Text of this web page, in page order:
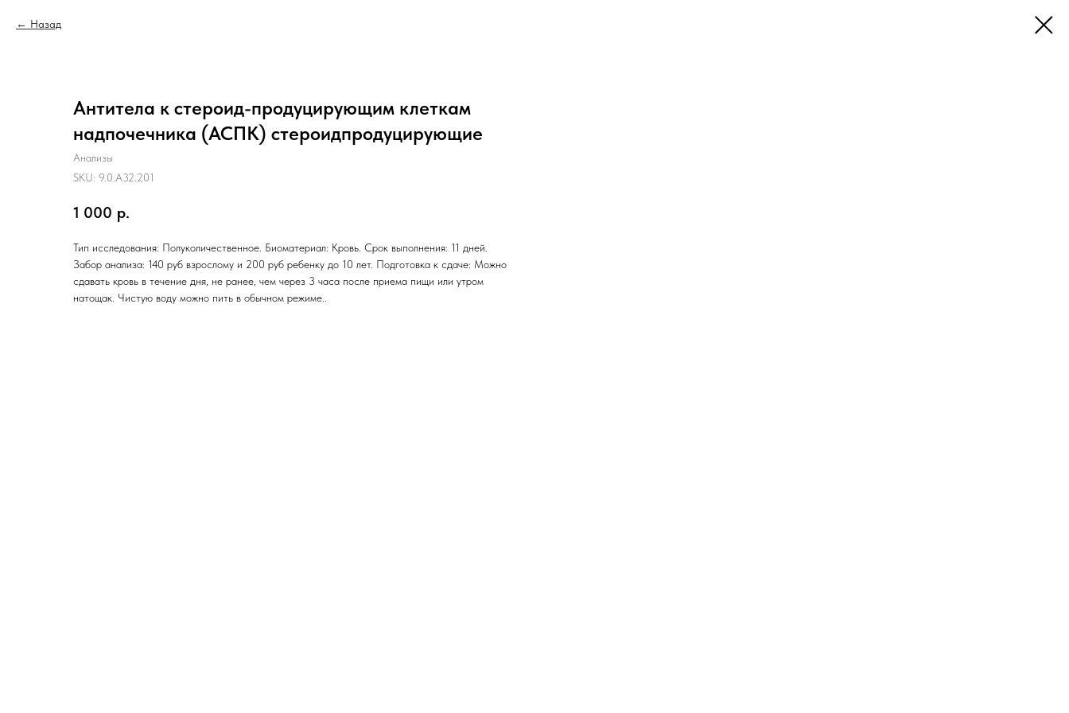
Назад
Антитела к стероид-продуцирующим клеткам
надпочечника (АСПК) стероидпродуцирующие
Анализы
SKU: 9.0.A32.201
1 000 р.
Тип исследования: Полуколичественное. Биоматериал: Кровь. Срок выполнения: 11 дней.
Забор анализа: 140 руб взрослому и 200 руб ребенку до 10 лет. Подготовка к сдаче: Можно
сдавать кровь в течение дня, не ранее, чем через 3 часа после приема пищи или утром
натощак. Чистую воду можно пить в обычном режиме..